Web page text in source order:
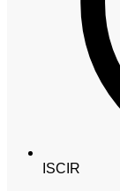
ISCIR